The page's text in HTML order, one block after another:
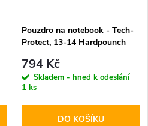
Pouzdro na notebook - Tech-
Protect, 13-14 Hardpounch
794 Kč
Skladem - hned k odeslání
1 ks
DO KOŠÍKU